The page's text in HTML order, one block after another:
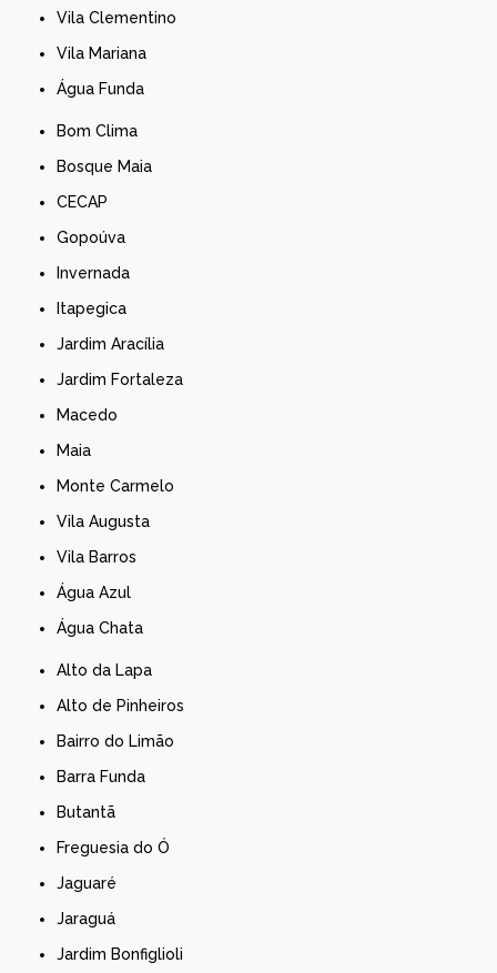
Vila Clementino
Vila Mariana
Água Funda
Bom Clima
Bosque Maia
CECAP
Gopoúva
Invernada
Itapegica
Jardim Aracília
Jardim Fortaleza
Macedo
Maia
Monte Carmelo
Vila Augusta
Vila Barros
Água Azul
Água Chata
Alto da Lapa
Alto de Pinheiros
Bairro do Limão
Barra Funda
Butantã
Freguesia do Ó
Jaguaré
Jaraguá
Jardim Bonfiglioli